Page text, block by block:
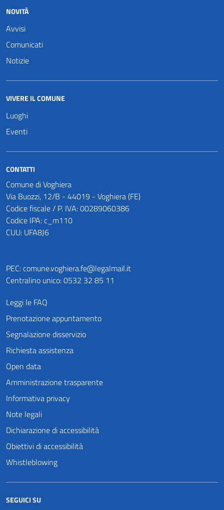
NOVITÀ
Avvisi
Comunicati
Notizie
VIVERE IL COMUNE
Luoghi
Eventi
CONTATTI
Comune di Voghiera
Via Buozzi, 12/B - 44019 - Voghiera (FE)
Codice fiscale / P. IVA: 00289060386
Codice IPA: c_m110
CUU: UFA8J6
PEC:comune.voghiera.fe@legalmail.it
Centralino unico: 0532 32 85 11
Leggi le FAQ
Prenotazione appuntamento
Segnalazione disservizio
Richiesta assistenza
Open data
Amministrazione trasparente
Informativa privacy
Note legali
Dichiarazione di accessibilità
Obiettivi di accessibilità
Whistleblowing
SEGUICI SU